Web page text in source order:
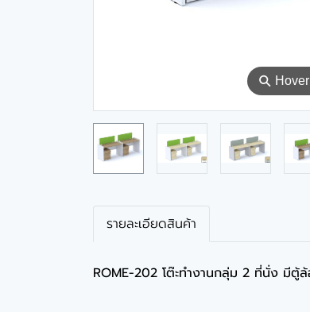
⚲
รายละเอียดสินค้า
ROME-202 โต๊ะทำงานกลุ่ม 2 ที่นั่ง มี